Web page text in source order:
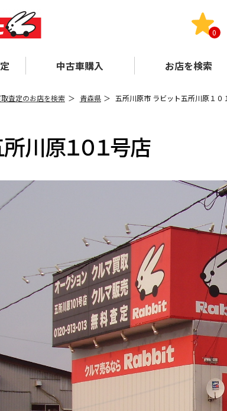
0
中古車購入 お店を検索
査定のお店を検索 青森県 五所川原市 ラビット五所川原１０
川原１０１号店